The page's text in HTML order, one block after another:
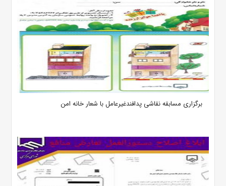
برگزاری مسابقه نقاشی پدافندغیرعامل با شعار خانه امن